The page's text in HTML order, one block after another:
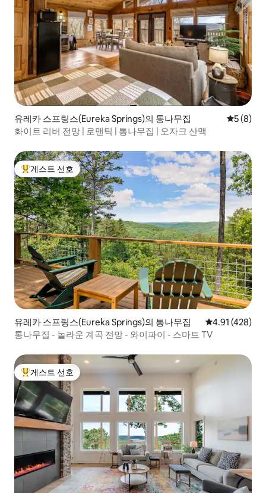
유레카 스프링스(Eureka Springs)의 통나무집 평점 5점
5 (8)
화이트 리버 전망 | 로맨틱 | 통나무집 | 오자크 산맥
상위 게스트 선호
게스트 선호
유레카 스프링스(Eureka Springs)의 통나무집 평점 4.91점(5
4.91 (428)
통나무집 - 놀라운 계곡 전망 - 와이파이 - 스마트 TV
상위 게스트 선호
게스트 선호